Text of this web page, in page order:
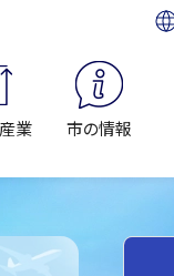
翻
産業 市の情報